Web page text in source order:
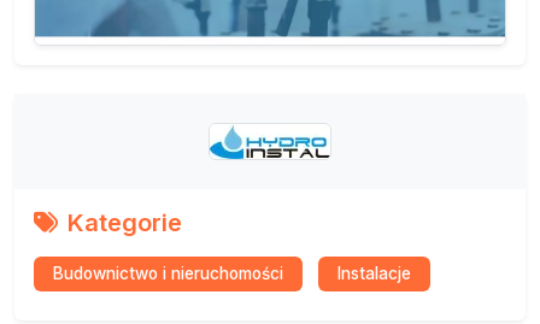
Kategorie
Budownictwo i nieruchomości Instalacje